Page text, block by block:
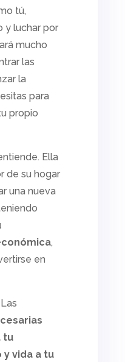
tú,
y luchar por
mucho
las
la
para
propio
Ella
de su hogar
una nueva
,
en
tu
vida a tu